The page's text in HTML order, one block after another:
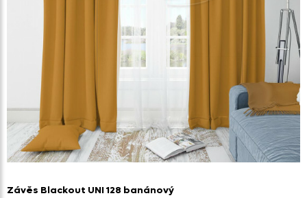
Závěs Blackout UNI 128 banánový